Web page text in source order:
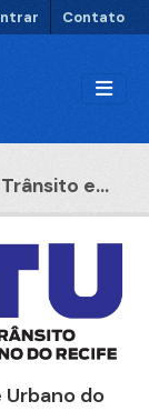
Contato
e...
do